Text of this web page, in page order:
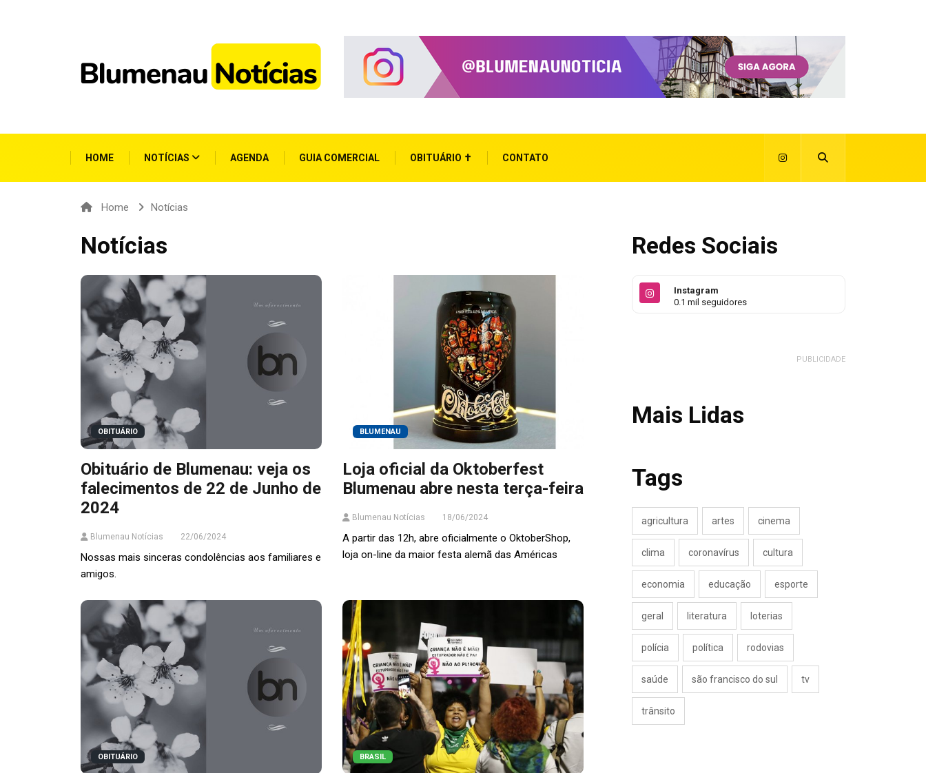
HOME NOTÍCIAS AGENDA GUIA COMERCIAL OBITUÁRIO ✝ CONTATO
Home Notícias
Notícias
OBITUÁRIO
Obituário de Blumenau: veja os
falecimentos de 22 de Junho de
2024
Blumenau Notícias 22/06/2024
Nossas mais sinceras condolências aos familiares e
amigos.
BLUMENAU
Loja oficial da Oktoberfest
Blumenau abre nesta terça-feira
Blumenau Notícias 18/06/2024
A partir das 12h, abre oficialmente o OktoberShop,
loja on-line da maior festa alemã das Américas
OBITUÁRIO BRASIL
Redes Sociais
Instagram
0.1 mil seguidores
PUBLICIDADE
Mais Lidas
Tags
agricultura artes cinema
clima coronavírus cultura
economia educação esporte
geral literatura loterias
polícia política rodovias
saúde são francisco do sul tv
trânsito